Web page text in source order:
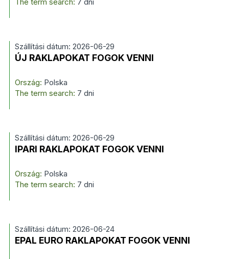
Szállítási dátum: 2026-06-29
ÚJ RAKLAPOKAT FOGOK VENNI
Ország: Polska
The term search: 7 dni
Szállítási dátum: 2026-06-29
IPARI RAKLAPOKAT FOGOK VENNI
Ország: Polska
The term search: 7 dni
Szállítási dátum: 2026-06-24
EPAL EURO RAKLAPOKAT FOGOK VENNI